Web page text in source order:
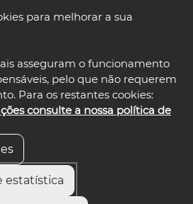
para melhorar a sua
asseguram o funcionamento
pelo que não requerem
Para os restantes cookies:
consulte a nossa política de
estatística
select language